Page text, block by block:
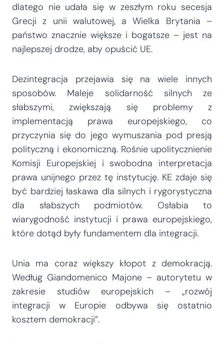
dlatego nie udała się w zeszłym roku secesja
Grecji z unii walutowej, a Wielka Brytania –
państwo znacznie większe i bogatsze – jest na
najlepszej drodze, aby opuścić UE.
Dezintegracja przejawia się na wiele innych
sposobów. Maleje solidarność silnych ze
słabszymi, zwiększają się problemy z
implementacją prawa europejskiego, co
przyczynia się do jego wymuszania pod presją
polityczną i ekonomiczną. Rośnie upolitycznienie
Komisji Europejskiej i swobodna interpretacja
prawa unijnego przez tę instytucję. KE zdaje się
być bardziej łaskawa dla silnych i rygorystyczna
dla słabszych podmiotów. Osłabia to
wiarygodność instytucji i prawa europejskiego,
które dotąd były fundamentem dla integracji.
Unia ma coraz większy kłopot z demokracją.
Według Giandomenico Majone – autorytetu w
zakresie studiów europejskich – „rozwój
integracji w Europie odbywa się ostatnio
kosztem demokracji”.